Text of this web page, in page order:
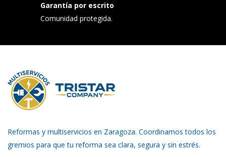
Garantía por escrito
Comunidad protegida.
Reformas y multiservicios en Zaragoza. Coordinamos todos los
gremios para que tu reforma sea clara, segura y sin estrés.